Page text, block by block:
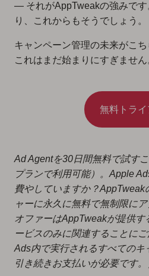
— それがAppTweakの強みです
り、これからもそうでしょう。
キャンペーン管理の未来がこち
これはまだ始まりにすぎません
無料トラ
Ad Agentを30日間無料で試す
プランで利用可能）。Apple
費やしていますか？
ャーに永久に無料で無制限に
オファーはAppTweakが提供
ービスのみに関連することに
Ads内で実行されるすべてのキ
引き続きお支払いが必要です。